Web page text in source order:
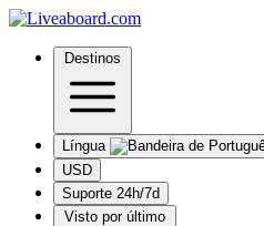
Destinos
Língua
USD
Suporte 24h/7d
Visto por último